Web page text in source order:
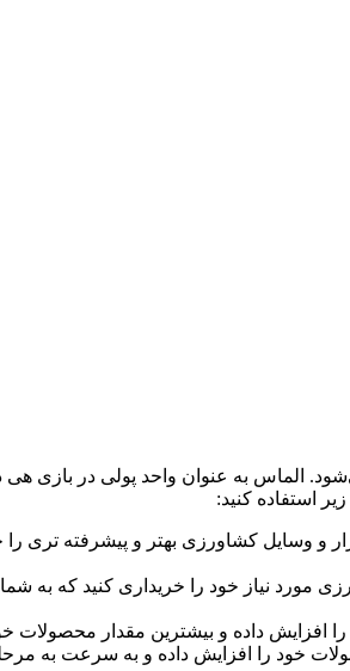
الماس به عنوان واحد پولی در بازی‌ هی
استفاده کنید:
و وسایل کشاورزی بهتر و پیشرفته
مورد نیاز خود را خریداری کنید که
افزایش داده و بیشترین مقدار محصولات
خود را افزایش داده و به سرعت به